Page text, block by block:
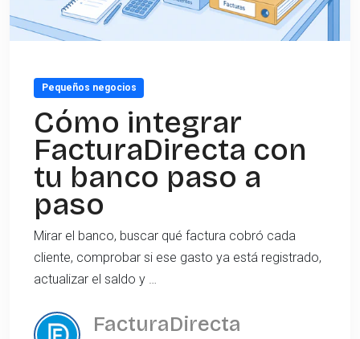
Pequeños negocios
Cómo integrar
FacturaDirecta con
tu banco paso a
paso
Mirar el banco, buscar qué factura cobró cada
cliente, comprobar si ese gasto ya está registrado,
actualizar el saldo y …
FacturaDirecta